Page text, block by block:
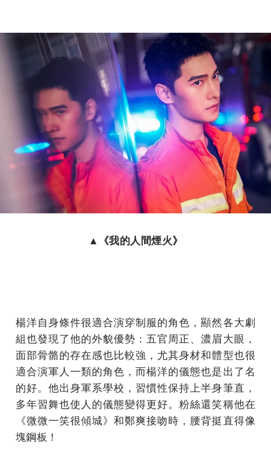
▲《我的人間煙火》
楊洋自身條件很適合演穿制服的角色，顯然各大劇
組也發現了他的外貌優勢：五官周正、濃眉大眼，
面部骨骼的存在感也比較強，尤其身材和體型也很
適合演軍人一類的角色，而楊洋的儀態也是出了名
的好。他出身軍系學校，習慣性保持上半身筆直，
多年習舞也使人的儀態變得更好。粉絲還笑稱他在
《微微一笑很傾城》和鄭爽接吻時，腰背挺直得像
塊鋼板！